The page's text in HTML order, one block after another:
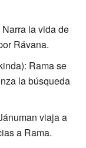
la vida de
Rávana.
Rama se
la búsqueda
viaja a
a Rama.